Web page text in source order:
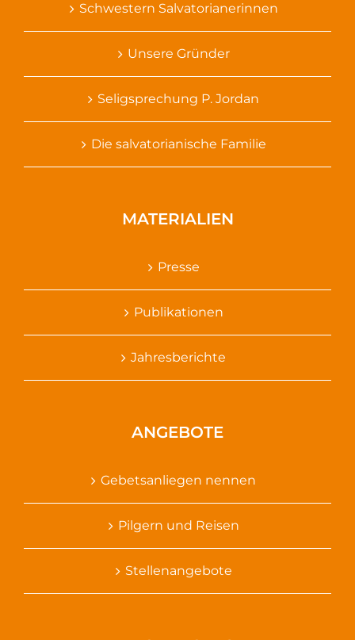
Schwestern Salvatorianerinnen
Unsere Gründer
Seligsprechung P. Jordan
Die salvatorianische Familie
MATERIALIEN
Presse
Publikationen
Jahresberichte
ANGEBOTE
Gebetsanliegen nennen
Pilgern und Reisen
Stellenangebote